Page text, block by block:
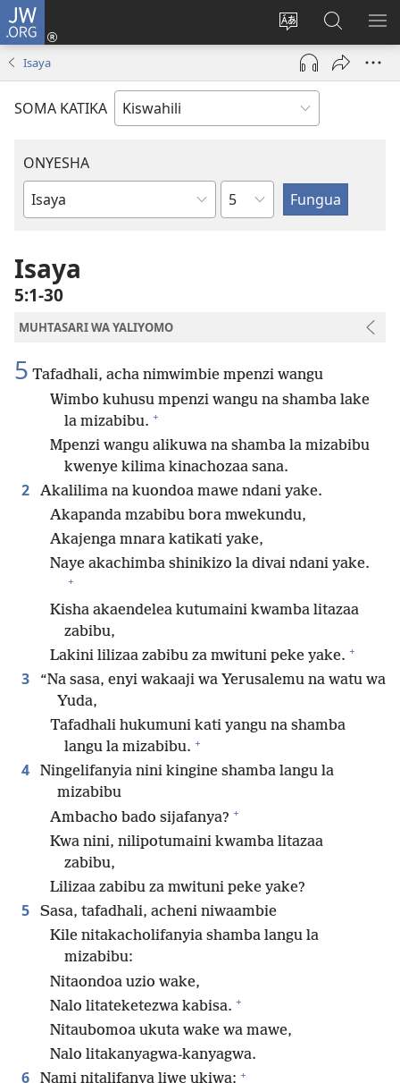
JW.ORG
Badili
lugha
ya
tovuti
Ingia
(opens
window)
Tafuta
Katika
JW.ORG
Isaya
SOMA KATIKA
ONYESHA
Kitabu
Sura
Isaya
5:1-30
MUHTASARI WA YALIYOMO
5 Tafadhali, acha nimwimbie mpenzi wangu
Wimbo kuhusu mpenzi wangu na shamba lake
la mizabibu. +
Mpenzi wangu alikuwa na shamba la mizabibu
kwenye kilima kinachozaa sana.
2
Akalilima na kuondoa mawe ndani yake.
Akapanda mzabibu bora mwekundu,
Akajenga mnara katikati yake,
Naye akachimba shinikizo la divai ndani yake.
+
Kisha akaendelea kutumaini kwamba litazaa
zabibu,
Lakini lilizaa zabibu za mwituni peke yake. +
3
“Na sasa, enyi wakaaji wa Yerusalemu na watu wa
Yuda,
Tafadhali hukumuni kati yangu na shamba
langu la mizabibu. +
4
Ningelifanyia nini kingine shamba langu la
mizabibu
Ambacho bado sijafanya? +
Kwa nini, nilipotumaini kwamba litazaa
zabibu,
Lilizaa zabibu za mwituni peke yake?
5
Sasa, tafadhali, acheni niwaambie
Kile nitakacholifanyia shamba langu la
mizabibu:
Nitaondoa uzio wake,
Nalo litateketezwa kabisa. +
Nitaubomoa ukuta wake wa mawe,
Nalo litakanyagwa-kanyagwa.
6 Nami nitalifanya liwe ukiwa; +